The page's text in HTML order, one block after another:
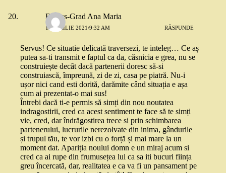
Bursas-Grad Ana Maria
13 APRILIE 2021/9:32 AM RĂSPUNDE
Servus! Ce situatie delicată traversezi, te inteleg… Ce aș
putea sa-ti transmit e faptul ca da, căsnicia e grea, nu se
construiește decât dacă partenerii doresc să-si
construiască, împreună, zi de zi, casa pe piatră. Nu-i
ușor nici cand esti dorită, darămite când situația e așa
cum ai prezentat-o mai sus!
Întrebi dacă ti-e permis să simți din nou noutatea
indragostirii, cred ca acest sentiment te face să te simți
vie, cred, dar îndrăgostirea trece si prin schimbarea
partenerului, lucrurile nerezolvate din inima, gândurile
și trupul tău, te vor izbi cu o forță și mai mare la un
moment dat. Apariția noului domn e un miraj acum si
cred ca ai rupe din frumusețea lui ca sa iti bucuri ființa
greu încercată, dar, realitatea e ca va fi un pansament pe